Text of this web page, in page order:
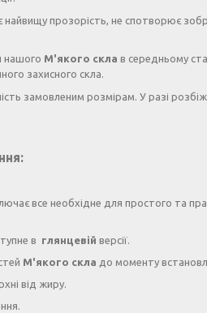
найвищу прозорість, не спотворює
нашого М'якого скла в середньому
захисного скла.
замовленим розмірам. У разі
все необхідне для простого та
в глянцевій версії.
М'якого скла до моменту
від жиру.